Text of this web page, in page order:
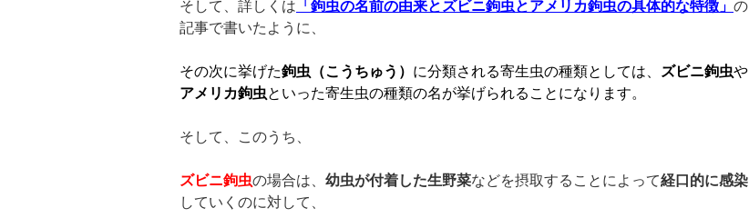
そして、詳しくは 「鉤虫の名前の由来とズビニ鉤虫とアメリカ鉤虫の具体的な特徴」 の
記事で書いたように、
その次に挙げた鉤虫（こうちゅう） に分類される寄生虫の種類としては、 ズビニ鉤虫や
アメリカ鉤虫といった寄生虫の種類の名が挙げられることになります。
そして、このうち、
ズビニ鉤虫の場合は、 幼虫が付着した生野菜などを摂取することによって経口的に感染
していくのに対して、